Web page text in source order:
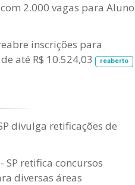
2.000 vagas para
inscrições para
até R$ 10.524,03
reaberto
divulga retificações de
retifica concursos
diversas áreas